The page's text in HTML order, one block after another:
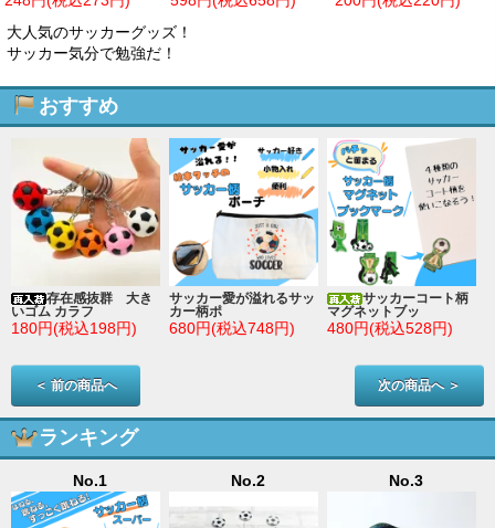
８円～
大人気のサッカーグッズ！
サッカー気分で勉強だ！
おすすめ
存在感抜群 大き
いゴム カラフ
180円(税込198円)
サッカー愛が溢れるサッ
カー柄ポ
680円(税込748円)
サッカーコート柄
マグネットブッ
480円(税込528円)
＜ 前の商品へ 次の商品へ ＞
ランキング
No.1 No.2 No.3